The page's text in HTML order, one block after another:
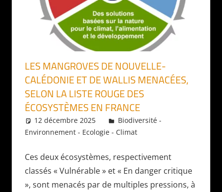
LES MANGROVES DE NOUVELLE-
CALÉDONIE ET DE WALLIS MENACÉES,
SELON LA LISTE ROUGE DES
ÉCOSYSTÈMES EN FRANCE
12 décembre 2025 Daniel
Biodiversité -
Environnement - Ecologie - Climat
Ces deux écosystèmes, respectivement
classés « Vulnérable » et « En danger critique
», sont menacés par de multiples pressions, à